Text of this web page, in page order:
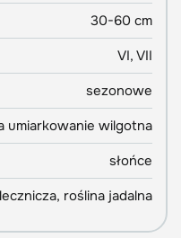
30-60 cm
VI, VII
sezonowe
umiarkowanie wilgotna
słońce
roślina jadalna